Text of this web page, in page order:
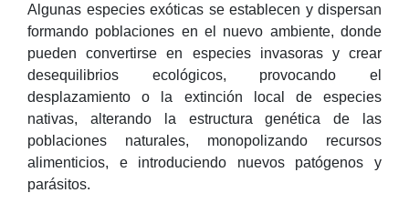
Algunas especies exóticas se establecen y dispersan
formando poblaciones en el nuevo ambiente, donde
pueden convertirse en especies invasoras y crear
desequilibrios ecológicos, provocando el
desplazamiento o la extinción local de especies
nativas, alterando la estructura genética de las
poblaciones naturales, monopolizando recursos
alimenticios, e introduciendo nuevos patógenos y
parásitos.